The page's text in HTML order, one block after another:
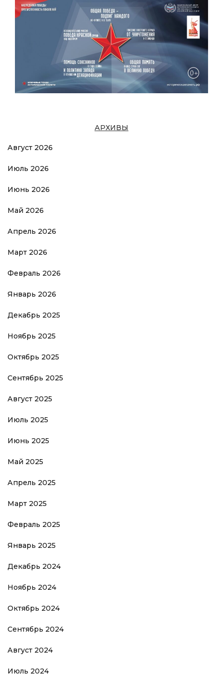
АРХИВЫ
Август 2026
Июль 2026
Июнь 2026
Май 2026
Апрель 2026
Март 2026
Февраль 2026
Январь 2026
Декабрь 2025
Ноябрь 2025
Октябрь 2025
Сентябрь 2025
Август 2025
Июль 2025
Июнь 2025
Май 2025
Апрель 2025
Март 2025
Февраль 2025
Январь 2025
Декабрь 2024
Ноябрь 2024
Октябрь 2024
Сентябрь 2024
Август 2024
Июль 2024